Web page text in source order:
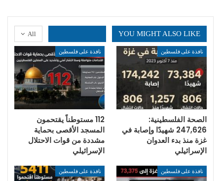
All YOU MIGHT ALSO LIKE
نافذة على فلسطين
الصحة الفلسطينية:
247,626 شهيدًا وإصابة في
غزة منذ بدء العدوان
الإسرائيلي
نافذة على فلسطين
112 مستوطناً يقتحمون
المسجد الأقصى بحماية
مشددة من قوات الاحتلال
الإسرائيلي
نافذة على فلسطين نافذة على فلسطين